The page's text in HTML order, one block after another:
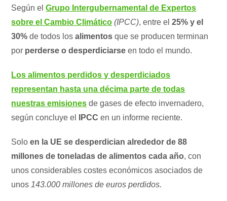
Según elGrupo Intergubernamental de Expertos
sobre el Cambio Climático (IPCC), entre el25% y el
30% de todos losalimentos que se producen terminan
por perderse o desperdiciarse en todo el mundo.
Los alimentos perdidos y desperdiciados
representan hasta una décima parte de todas
nuestras emisiones de gases de efecto invernadero,
según concluye el
IPCC en un informe reciente.
Soloen la UE se desperdician alrededor de 88
millones de toneladas de alimentos cada año, con
unos considerables costes económicos asociados de
unos 143.000 millones de euros perdidos.